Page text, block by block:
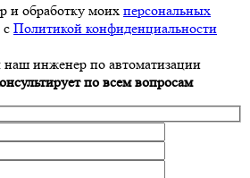
и обработку моих персональных
с Политикой конфиденциальности
инженер по автоматизации
по всем вопросам